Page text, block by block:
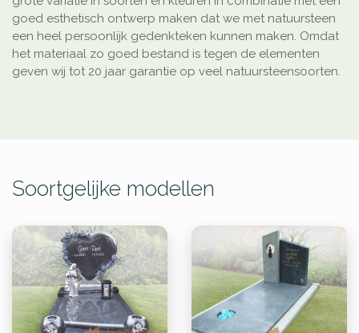
goed esthetisch ontwerp maken dat we met natuursteen
een heel persoonlijk gedenkteken kunnen maken. Omdat
het materiaal zo goed bestand is tegen de elementen
geven wij tot 20 jaar garantie op veel natuursteensoorten.
Soortgelijke modellen